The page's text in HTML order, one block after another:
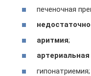
печеночная
аритмия;
артериальная
гипонатриемия;